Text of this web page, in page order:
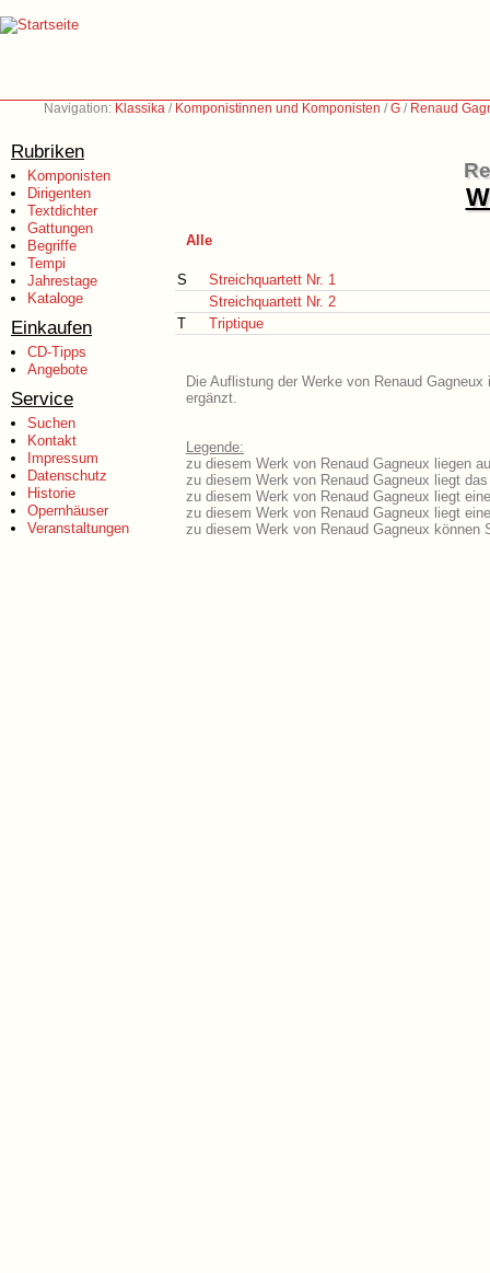
Navigation: Klassika / Komponistinnen und Komponisten /G / Renaud
Rubriken
Komponisten
Dirigenten
Textdichter
Gattungen
Begriffe
Tempi
Jahrestage
Kataloge
Einkaufen
CD-Tipps
Angebote
Service
Suchen
Kontakt
Impressum
Datenschutz
Historie
Opernhäuser
Veranstaltungen
Alle
S
Streichquartett Nr. 1
Streichquartett Nr. 2
T
Triptique
Die Auflistung der Werke von Renaud
ergänzt.
Legende:
zu diesem Werk von Renaud Gagneux liegen
zu diesem Werk von Renaud Gagneux liegt
zu diesem Werk von Renaud Gagneux liegt
zu diesem Werk von Renaud Gagneux liegt
zu diesem Werk von Renaud Gagneux können